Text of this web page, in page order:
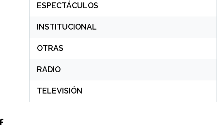
ESPECTÁCULOS
INSTITUCIONAL
OTRAS
RADIO
TELEVISIÓN